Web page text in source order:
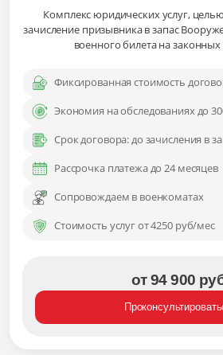
Комплекс юридических услуг,
зачисление призывника в запас
военного билета на
Фиксированная стоимость
Экономия на обследованиях до
Срок договора: до зачисления в
Рассрочка платежа до 24 месяцев
Сопровождаем в военкоматах
Стоимость услуг от 4250 руб/мес
от 94 900